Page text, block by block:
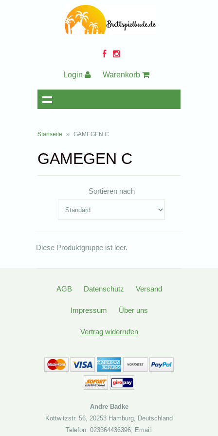
Login Warenkorb
Startseite » GAMEGEN C
GAMEGEN C
Sortieren nach
Diese Produktgruppe ist leer.
AGB Datenschutz Versand
Impressum Über uns
Vertrag widerrufen
Andre Badke
Kottwitzstr. 56, 20253 Hamburg, Deutschland
Telefon: 023364436396, Email: